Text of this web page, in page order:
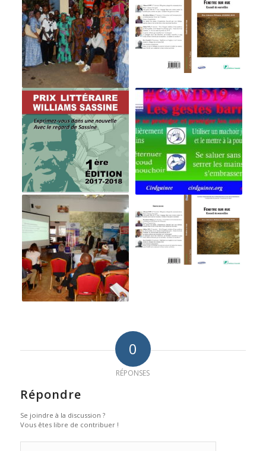
0
RÉPONSES
Répondre
Se joindre à la discussion ?
Vous êtes libre de contribuer !